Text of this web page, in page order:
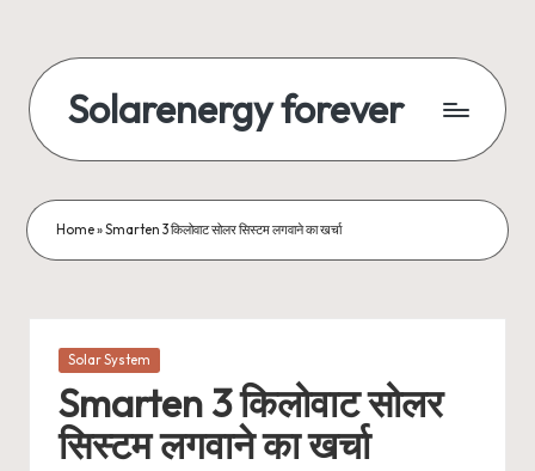
content
Solarenergy forever
बिजली
Home»Smarten 3 किलोवाट सोलर सिस्टम लगवाने का खर्चा
Posted
Solar System
Smarten 3 किलोवाट सोलर
सिस्टम लगवाने का खर्चा